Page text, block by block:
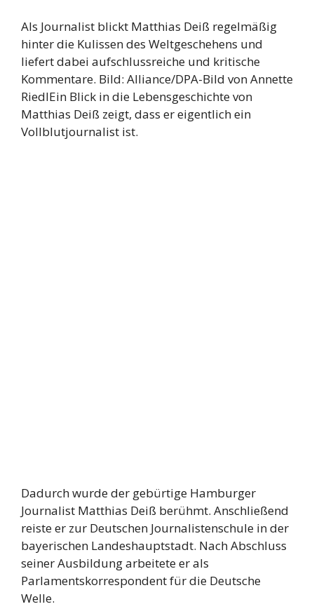
Als Journalist blickt Matthias Deiß regelmäßig
hinter die Kulissen des Weltgeschehens und
liefert dabei aufschlussreiche und kritische
Kommentare. Bild: Alliance/DPA-Bild von Annette
RiedlEin Blick in die Lebensgeschichte von
Matthias Deiß zeigt, dass er eigentlich ein
Vollblutjournalist ist.
Dadurch wurde der gebürtige Hamburger
Journalist Matthias Deiß berühmt. Anschließend
reiste er zur Deutschen Journalistenschule in der
bayerischen Landeshauptstadt. Nach Abschluss
seiner Ausbildung arbeitete er als
Parlamentskorrespondent für die Deutsche
Welle.